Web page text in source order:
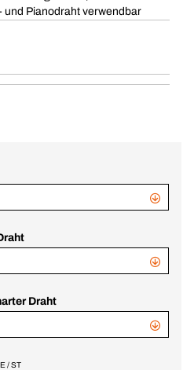
und Pianodraht verwendbar
Draht
/ ST